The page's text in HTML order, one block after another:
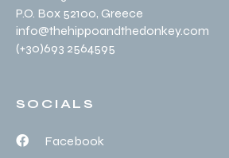
P.O. Box 52100, Greece
info@thehippoandthedonkey.com
(+30)693 2564595
SOCIALS
Facebook